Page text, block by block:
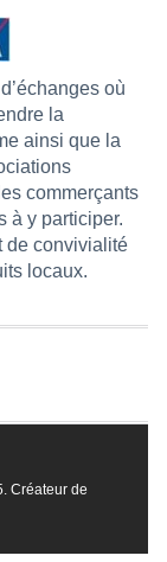
où
la
ainsi que la
commerçants
à y participer.
de convivialité
locaux.
Créateur de